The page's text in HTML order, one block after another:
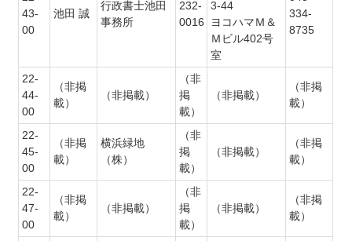
43-
00
池田 誠
行政書士池田
事務所
232-
0016
3-44
ヨコハマＭ＆
Ｍビル402号
室
334-
8735
22-
44-
00
（非掲
載）
（非掲載）
（非
掲
載）
（非掲載）
（非掲
載）
22-
45-
00
（非掲
載）
横浜緑地
（株）
（非
掲
載）
（非掲載）
（非掲
載）
22-
47-
00
（非掲
載）
（非掲載）
（非
掲
載）
（非掲載）
（非掲
載）